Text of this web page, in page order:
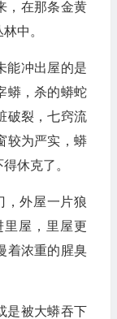
，在那条金黄
中。
能冲出屋的是
蟒，杀的蟒蛇
破裂，七窍流
较为严实，蟒
休克了。
，外屋一片狼
屋，里屋更
着浓重的腥臭
是被大蟒吞下